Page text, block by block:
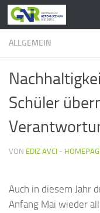
Zum Inhalt springen
ALLGEMEIN
Schüler
VON EDIZ AVCI -
Auch in diesem Jahr
Anfang Mai wieder